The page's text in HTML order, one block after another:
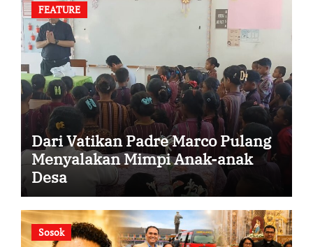
FEATURE
Dari Vatikan Padre Marco Pulang
Menyalakan Mimpi Anak-anak
Desa
Sosok